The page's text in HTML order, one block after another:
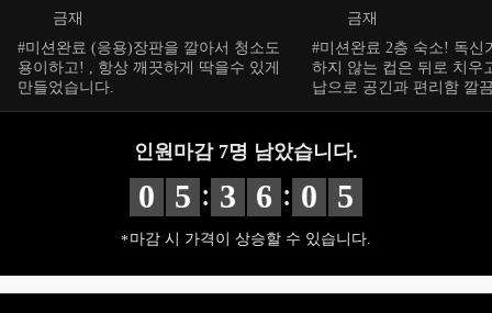
금재
#미션완료 (응용)장판을 깔아서 청소도
용이하고! , 항상 깨끗하게 딱을수 있게
만들었습니다.
금재
#미션완료 2층 숙소! 독신
하지 않는 컵은 뒤로 치우고 냄비 세
납으로 공긴과 편리함 깔
인원마감 7명 남았습니다.
0 5 : 3 6 : 0 4
마감 시 가격이 상승할 수 있습니다.